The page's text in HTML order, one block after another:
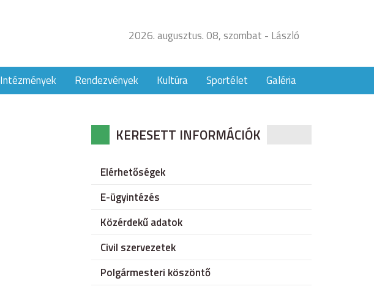
2026. augusztus. 08, szombat - László
Intézmények Rendezvények Kultúra Sportélet Galéria
KERESETT INFORMÁCIÓK
Elérhetőségek
E-ügyintézés
Közérdekű adatok
Civil szervezetek
Polgármesteri köszöntő